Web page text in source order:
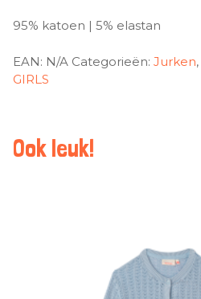
95% katoen | 5% elastan
EAN: N/A Categorieën: Jurken,
GIRLS
Ook leuk!